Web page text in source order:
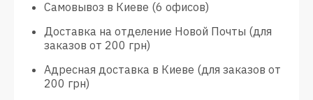
Самовывоз в Киеве (6 офисов)
Доставка на отделение Новой Почты (для
заказов от 200 грн)
Адресная доставка в Киеве (для заказов от
200 грн)